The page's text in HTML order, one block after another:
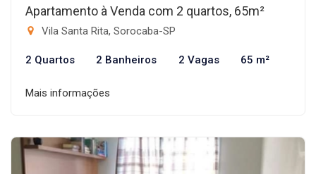
Apartamento à Venda com 2 quartos, 65m²
Vila Santa Rita, Sorocaba-SP
2 Quartos 2 Banheiros 2 Vagas 65 m²
Mais informações